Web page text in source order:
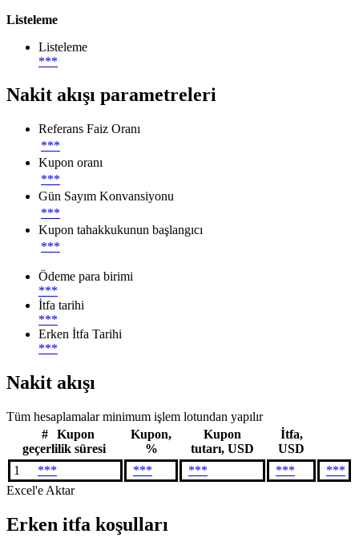
Listeleme
Listeleme
***
Nakit akışı parametreleri
Referans Faiz Oranı
***
Kupon oranı
***
Gün Sayım Konvansiyonu
***
Kupon tahakkukunun başlangıcı
***
Ödeme para birimi
***
İtfa tarihi
***
Erken İtfa Tarihi
***
Nakit akışı
Tüm hesaplamalar minimum işlem lotundan yapılır
#
Kupon
geçerlilik süresi
Kupon,
%
Kupon
tutarı, USD
İtfa,
USD
1
*** *** *** ***
***
Excel'e Aktar
Erken itfa koşulları